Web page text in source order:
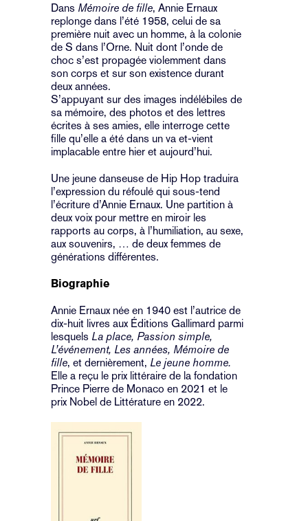
Dans Mémoire de fille, Annie Ernaux
replonge dans l’été 1958, celui de sa
première nuit avec un homme, à la colonie
de S dans l’Orne. Nuit dont l’onde de
choc s’est propagée violemment dans
son corps et sur son existence durant
deux années.
S’appuyant sur des images indélébiles de
sa mémoire, des photos et des lettres
écrites à ses amies, elle interroge cette
fille qu’elle a été dans un va et-vient
implacable entre hier et aujourd’hui.
Une jeune danseuse de Hip Hop traduira
l’expression du réfoulé qui sous-tend
l’écriture d’Annie Ernaux. Une partition à
deux voix pour mettre en miroir les
rapports au corps, à l’humiliation, au sexe,
aux souvenirs, … de deux femmes de
générations différentes.
Biographie
Annie Ernaux née en 1940 est l’autrice de
dix-huit livres aux Éditions Gallimard parmi
lesquels La place, Passion simple,
L’événement, Les années, Mémoire de
fille, et dernièrement, Le jeune homme.
Elle a reçu le prix littéraire de la fondation
Prince Pierre de Monaco en 2021 et le
prix Nobel de Littérature en 2022.